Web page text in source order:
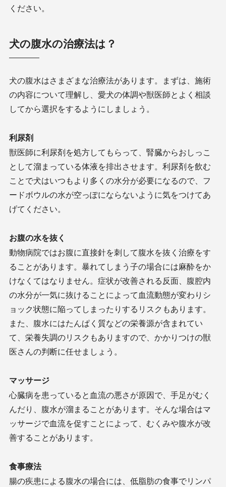
ください。
犬の腹水の治療法は？
犬の腹水はさまざまな治療法があります。まずは、施術
の内容について理解し、愛犬の体調や獣医師とよく相談
してから選択をするようにしましょう。
利尿剤
獣医師に利尿剤を処方してもらって、腎臓からおしっこ
として溜まっている体液を排出させます。利尿剤を飲む
ことで犬はいつもより多くの水分が必要になるので、フ
ードボウルの水が空っぽにならないように気をつけてあ
げてください。
お腹の水を抜く
動物病院ではお腹に直接針を刺して腹水を抜く治療をす
ることがあります。暴れてしまう子の場合には麻酔をか
けなくてはなりません。症状が改善される反面、腹腔内
の水分が一気に抜けることによって血流動態が変わりシ
ョック状態に陥ってしまったりするリスクもあります。
また、腹水にはたんぱく質などの栄養源が含まれてい
て、栄養失調のリスクもありますので、かかりつけの獣
医さんの判断に任せましょう。
マッサージ
心臓病を患っていると血流の悪さが原因で、手足がむく
んだり、腹水が溜まることがあります。そんな場合はマ
ッサージで血流を促すことによって、むくみや腹水が改
善することがあります。
食事療法
腸の疾患による腹水の場合には、低脂肪の食事でリンパ